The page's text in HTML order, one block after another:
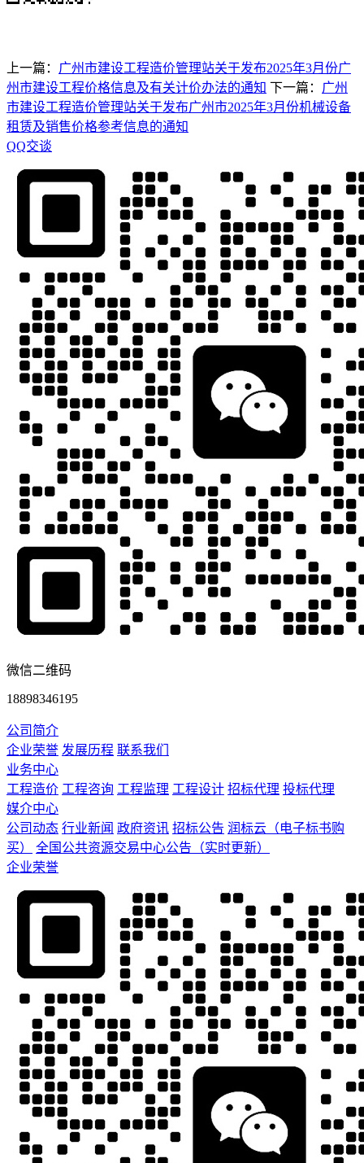
上一篇： 广州市建设工程造价管理站关于发布2025年3月份广
州市建设工程价格信息及有关计价办法的通知 下一篇： 广州
市建设工程造价管理站关于发布广州市2025年3月份机械设备
租赁及销售价格参考信息的通知
QQ交谈
微信二维码
18898346195
公司简介
企业荣誉 发展历程 联系我们
业务中心
工程造价 工程咨询 工程监理 工程设计 招标代理 投标代理
媒介中心
公司动态 行业新闻 政府资讯 招标公告 润标云（电子标书购
买）
全国公共资源交易中心公告（实时更新）
企业荣誉